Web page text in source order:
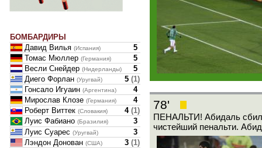
БОМБАРДИРЫ
Давид Вилья (Испания)
5
Томас Мюллер (Германия)
5
Весли Снейдер (Нидерланды)
5
Диего Форлан (Уругвай) 5 (1)
Гонсало Игуаин (Аргентина)
4
Мирослав Клозе (Германия)
4
Роберт Виттек (Словакия) 4 (1)
Луис Фабиано (Бразилия)
3
Луис Суарес (Уругвай)
3
Лэндон Донован (США) 3 (1)
78'
ПЕНАЛЬТИ! Абидаль сбил
чистейший пенальти.